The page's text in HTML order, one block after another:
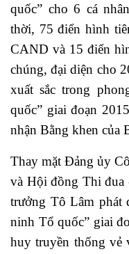
quốc” cho 6 cá
thời, 75 điển hình
CAND và 15 điển
chúng, đại diện cho
xuất sắc trong
quốc” giai đoạn
nhận Bằng khen của
Thay mặt Đảng ủy
và Hội đồng Thi đua
trưởng Tô Lâm phát
ninh Tổ quốc” giai
huy truyền thống vẻ